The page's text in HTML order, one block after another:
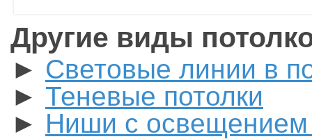
Другие виды
► Световые линии в
► Теневые потолки
► Ниши с освещением